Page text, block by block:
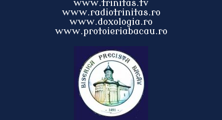
www.trinitas.tv
www.radiotrinitas.ro
www.doxologia.ro
www.protoieriabacau.ro